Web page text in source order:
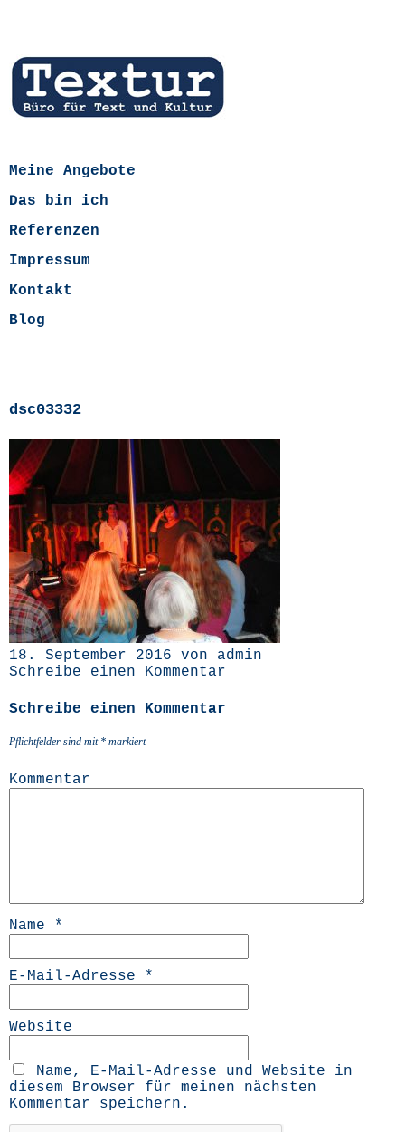
Meine Angebote
Das bin ich
Referenzen
Impressum
Kontakt
Blog
dsc03332
18. September 2016 von admin
Schreibe einen Kommentar
Schreibe einen Kommentar
Pflichtfelder sind mit * markiert
Kommentar
Name *
E-Mail-Adresse *
Website
Name, E-Mail-Adresse und Website in
diesem Browser für meinen nächsten
Kommentar speichern.